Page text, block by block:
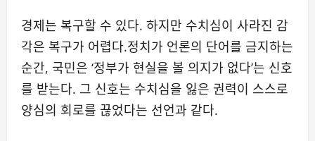
경제는 복구할 수 있다. 하지만 수치심이 사라진 감
각은 복구가 어렵다.정치가 언론의 단어를 금지하는
순간, 국민은 ‘정부가 현실을 볼 의지가 없다’는 신호
를 받는다. 그 신호는 수치심을 잃은 권력이 스스로
양심의 회로를 끊었다는 선언과 같다.